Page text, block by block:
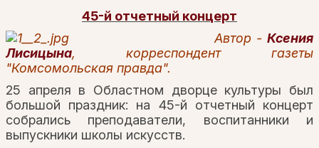
45-й отчетный концерт
Автор - Ксения
Лисицына, корреспондент газеты
"Комсомольская правда".
25 апреля в Областном дворце культуры был
большой праздник: на 45-й отчетный концерт
собрались преподаватели, воспитанники и
выпускники школы искусств.